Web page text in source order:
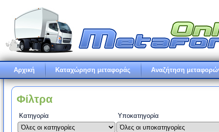
Αρχική Καταχώρηση μεταφοράς Αναζήτηση
Φίλτρα
Κατηγορία Υποκατηγορία